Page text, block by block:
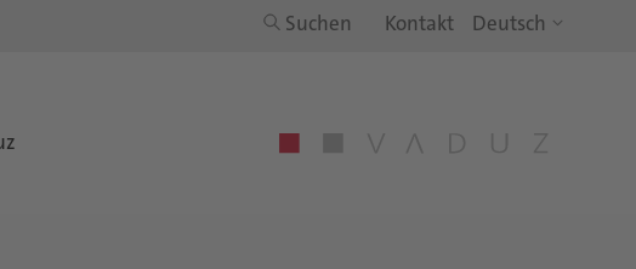
Suchen Kontakt